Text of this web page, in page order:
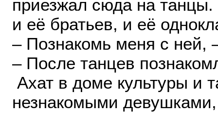
приезжал сюда на танцы.
и её братьев, и её
– Познакомь меня с ней,
– После танцев
Ахат в доме культуры и
незнакомыми